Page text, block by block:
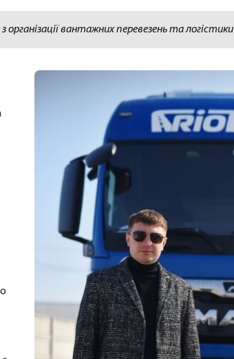
організації вантажних перевезень та логістики